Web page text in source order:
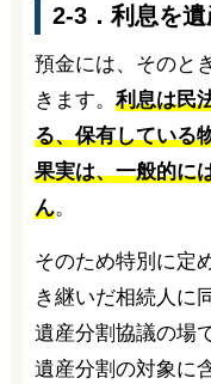
2-3．利息を
預金には、そのと
きます。 利息は民
る、保有している
果実は、一般的に
ん。
そのため特別に定
き継いだ相続人に
遺産分割協議の場
遺産分割の対象に